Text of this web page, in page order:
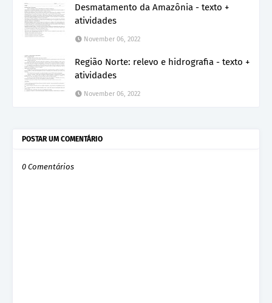
Desmatamento da Amazônia - texto +
atividades
November 06, 2022
Região Norte: relevo e hidrografia - texto +
atividades
November 06, 2022
POSTAR UM COMENTÁRIO
0 Comentários